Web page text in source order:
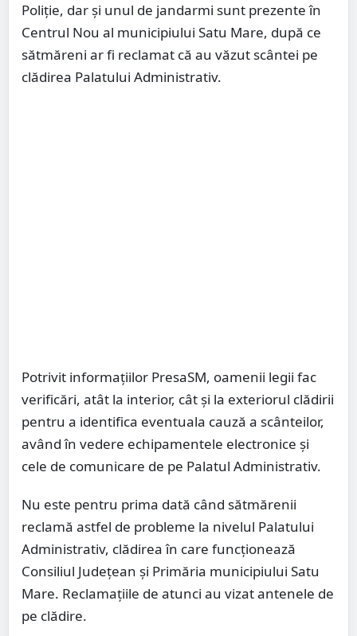
Poliție, dar și unul de jandarmi sunt prezente în
Centrul Nou al municipiului Satu Mare, după ce
sătmăreni ar fi reclamat că au văzut scântei pe
clădirea Palatului Administrativ.
Potrivit informațiilor PresaSM, oamenii legii fac
verificări, atât la interior, cât și la exteriorul clădirii
pentru a identifica eventuala cauză a scânteilor,
având în vedere echipamentele electronice și
cele de comunicare de pe Palatul Administrativ.
Nu este pentru prima dată când sătmărenii
reclamă astfel de probleme la nivelul Palatului
Administrativ, clădirea în care funcționează
Consiliul Județean și Primăria municipiului Satu
Mare. Reclamațiile de atunci au vizat antenele de
pe clădire.